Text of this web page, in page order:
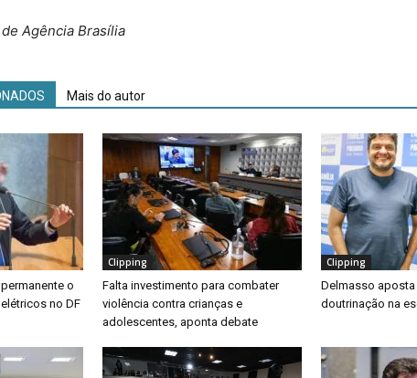
Agência Brasília
Mais do autor
o
no DF
Clipping
Falta investimento para combater
violência contra crianças e
adolescentes, aponta debate
Clipping
Delmasso
doutrinação na